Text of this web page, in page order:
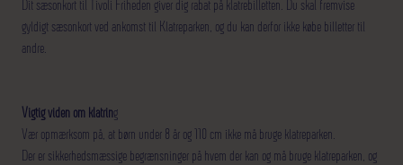
Dit sæsonkort til Tivoli Friheden giver dig rabat på klatrebilletten. Du skal fremvise
gyldigt sæsonkort ved ankomst til Klatreparken, og du kan derfor ikke købe billetter til
andre.
Vigtig viden om klatring
Vær opmærksom på, at børn under 8 år og 110 cm ikke må bruge klatreparken.
Der er sikkerhedsmæssige begrænsninger på hvem der kan og må bruge klatreparken, og